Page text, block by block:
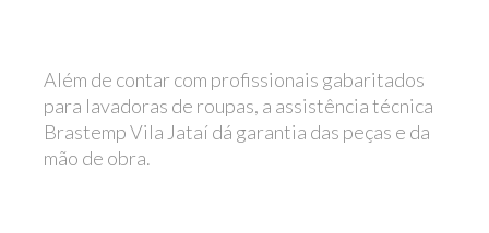
Além de contar com profissionais gabaritados
para lavadoras de roupas, a assistência técnica
Brastemp Vila Jataí dá garantia das peças e da
mão de obra.